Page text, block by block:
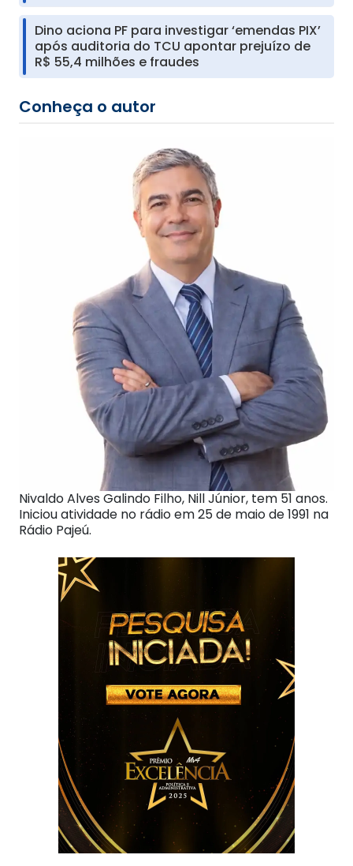
Dino aciona PF para investigar ‘emendas PIX’
após auditoria do TCU apontar prejuízo de
R$ 55,4 milhões e fraudes
Conheça o autor
Nivaldo Alves Galindo Filho, Nill Júnior, tem 51 anos.
Iniciou atividade no rádio em 25 de maio de 1991 na
Rádio Pajeú.